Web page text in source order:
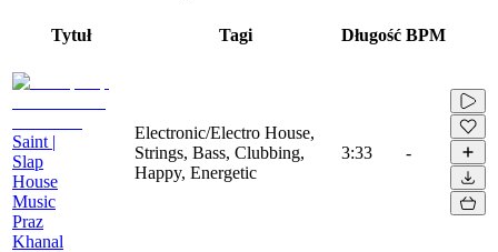
Tytuł Tagi Długość BPM
Saint |
Slap
House
Music
Praz
Khanal
Electronic/Electro House,
Strings, Bass, Clubbing,
Happy, Energetic
3:33 -